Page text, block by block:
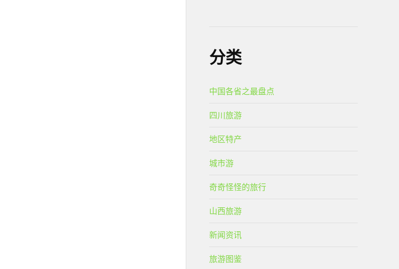
分类
中国各省之最盘点
四川旅游
地区特产
城市游
奇奇怪怪的旅行
山西旅游
新闻资讯
旅游图鉴